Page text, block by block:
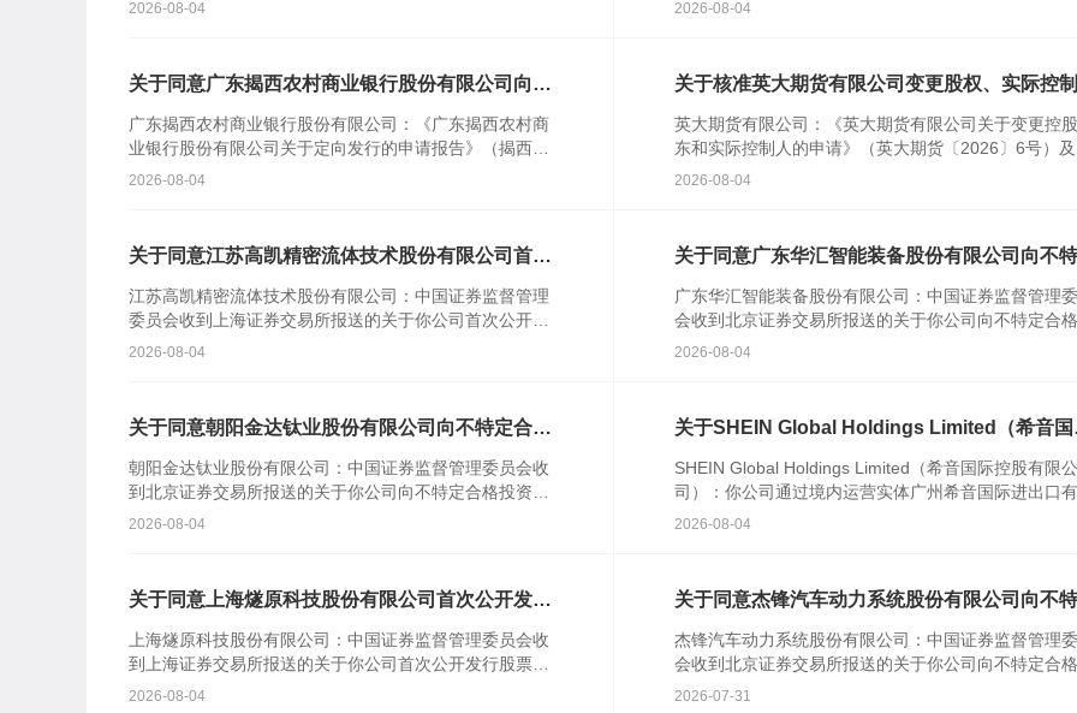
2026-08-04 2026-08-04
关于同意广东揭西农村商业银行股份有限公司向特
广东揭西农村商业银行股份有限公司：《广东揭西农村商
业银行股份有限公司关于定向发行的申请报告》（揭西农
商行报〔2026〕110号）及相关文件收悉。根据《中华人
2026-08-04
关于核准英大期货有限公司变更股权、实际控
英大期货有限公司：《英大期货有限公司关于变更控
东和实际控制人的申请》（英大期货〔2026〕6号）及
关文件收悉。根据《中华人民共和国期货和衍生品法》
2026-08-04
关于同意江苏高凯精密流体技术股份有限公司首次
江苏高凯精密流体技术股份有限公司：中国证券监督管理
委员会收到上海证券交易所报送的关于你公司首次公开发
行股票并在科创板上市的审核意见及你公司注册申请文
2026-08-04
关于同意广东华汇智能装备股份有限公司向不
广东华汇智能装备股份有限公司：中国证券监督管理
会收到北京证券交易所报送的关于你公司向不特定合格
资者公开发行股票并在北京证券交易所上市的审核意见
2026-08-04
关于同意朝阳金达钛业股份有限公司向不特定合格
朝阳金达钛业股份有限公司：中国证券监督管理委员会收
到北京证券交易所报送的关于你公司向不特定合格投资者
公开发行股票并在北京证券交易所上市的审核意见及你公
2026-08-04
关于SHEIN Global Holdings Limited（希音国
SHEIN Global Holdings Limited（希音国际控股有限公
司）：你公司通过境内运营实体广州希音国际进出口有
公司提交的境外发行上市备案材料收...
2026-08-04
关于同意上海燧原科技股份有限公司首次公开发行
上海燧原科技股份有限公司：中国证券监督管理委员会收
到上海证券交易所报送的关于你公司首次公开发行股票并
在科创板上市的审核意见及你公司注册申请文件。根据
2026-08-04
关于同意杰锋汽车动力系统股份有限公司向不
杰锋汽车动力系统股份有限公司：中国证券监督管理
会收到北京证券交易所报送的关于你公司向不特定合格
资者公开发行股票并在北京证券交易所上市的审核意见
2026-07-31